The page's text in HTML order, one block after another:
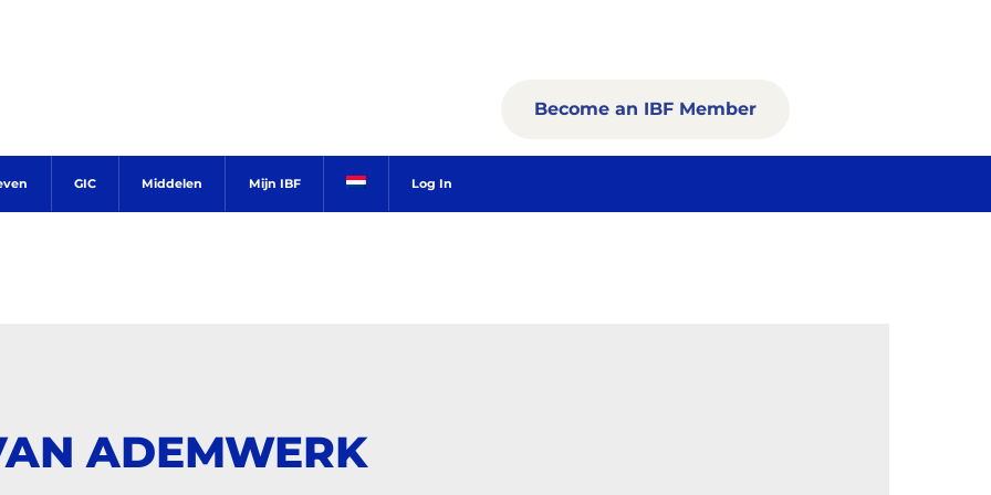
GIC Middelen Mijn IBF Log In
Become an IBF Member
ADEMWERK